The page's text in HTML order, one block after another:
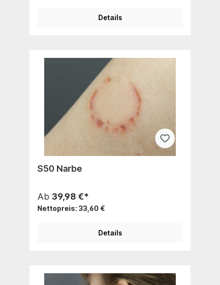
Details
S50 Narbe
Ab 39,98 €*
Nettopreis: 33,60 €
Details